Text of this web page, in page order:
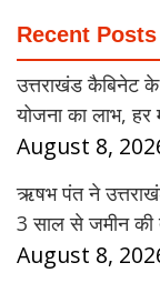
Recent Posts
उत्तराखंड कैबिनेट
योजना का लाभ,
August 8,
ऋषभ पंत ने
3 साल से जमीन की
August 8,